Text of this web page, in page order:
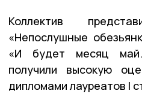
Коллектив
«Непослушные
«И будет месяц
получили высокую
дипломами лауреатов I